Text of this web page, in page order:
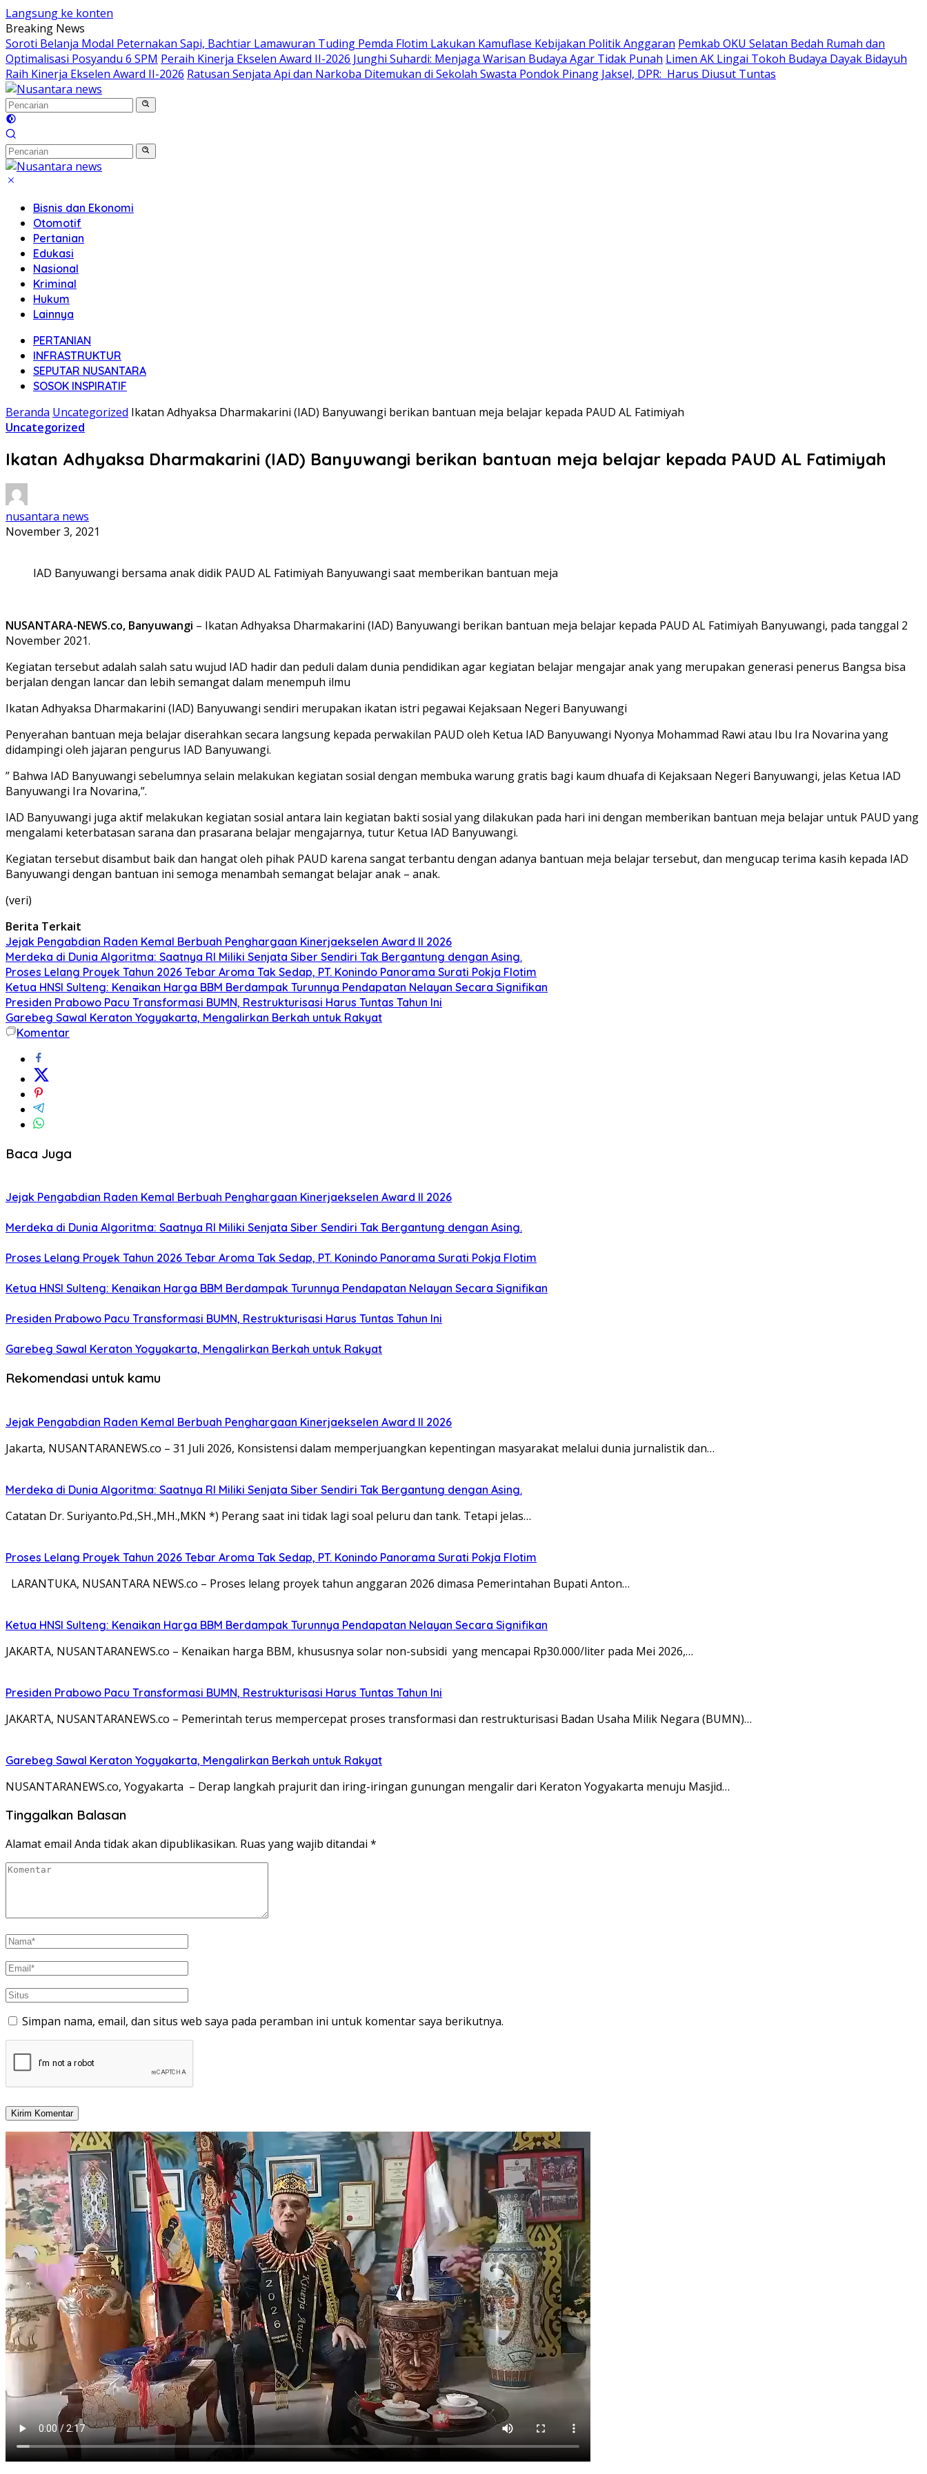
Langsung ke konten
Breaking News
Soroti Belanja Modal Peternakan Sapi, Bachtiar Lamawuran Tuding Pemda Flotim Lakukan Kamuflase Kebijakan Politik Anggaran Pemkab OKU Selatan Bedah Rumah dan
Optimalisasi Posyandu 6 SPM Peraih Kinerja Ekselen Award II-2026 Junghi Suhardi: Menjaga Warisan Budaya Agar Tidak Punah Limen AK Lingai Tokoh Budaya Dayak Bidayuh
Raih Kinerja Ekselen Award II-2026 Ratusan Senjata Api dan Narkoba Ditemukan di Sekolah Swasta Pondok Pinang Jaksel, DPR: Harus Diusut Tuntas
Bisnis dan Ekonomi
Otomotif
Pertanian
Edukasi
Nasional
Kriminal
Hukum
Lainnya
PERTANIAN
INFRASTRUKTUR
SEPUTAR NUSANTARA
SOSOK INSPIRATIF
Beranda Uncategorized Ikatan Adhyaksa Dharmakarini (IAD) Banyuwangi berikan bantuan meja belajar kepada PAUD AL Fatimiyah
Uncategorized
Ikatan Adhyaksa Dharmakarini (IAD) Banyuwangi berikan bantuan meja belajar kepada PAUD AL Fatimiyah
nusantara news
November 3, 2021
IAD Banyuwangi bersama anak didik PAUD AL Fatimiyah Banyuwangi saat memberikan bantuan meja
NUSANTARA-NEWS.co, Banyuwangi – Ikatan Adhyaksa Dharmakarini (IAD) Banyuwangi berikan bantuan meja belajar kepada PAUD AL Fatimiyah Banyuwangi, pada tanggal 2
November 2021.
Kegiatan tersebut adalah salah satu wujud IAD hadir dan peduli dalam dunia pendidikan agar kegiatan belajar mengajar anak yang merupakan generasi penerus Bangsa bisa
berjalan dengan lancar dan lebih semangat dalam menempuh ilmu
Ikatan Adhyaksa Dharmakarini (IAD) Banyuwangi sendiri merupakan ikatan istri pegawai Kejaksaan Negeri Banyuwangi
Penyerahan bantuan meja belajar diserahkan secara langsung kepada perwakilan PAUD oleh Ketua IAD Banyuwangi Nyonya Mohammad Rawi atau Ibu Ira Novarina yang
didampingi oleh jajaran pengurus IAD Banyuwangi.
” Bahwa IAD Banyuwangi sebelumnya selain melakukan kegiatan sosial dengan membuka warung gratis bagi kaum dhuafa di Kejaksaan Negeri Banyuwangi, jelas Ketua IAD
Banyuwangi Ira Novarina,”.
IAD Banyuwangi juga aktif melakukan kegiatan sosial antara lain kegiatan bakti sosial yang dilakukan pada hari ini dengan memberikan bantuan meja belajar untuk PAUD yang
mengalami keterbatasan sarana dan prasarana belajar mengajarnya, tutur Ketua IAD Banyuwangi.
Kegiatan tersebut disambut baik dan hangat oleh pihak PAUD karena sangat terbantu dengan adanya bantuan meja belajar tersebut, dan mengucap terima kasih kepada IAD
Banyuwangi dengan bantuan ini semoga menambah semangat belajar anak – anak.
(veri)
Berita Terkait
Jejak Pengabdian Raden Kemal Berbuah Penghargaan Kinerjaekselen Award II 2026
Merdeka di Dunia Algoritma: Saatnya RI Miliki Senjata Siber Sendiri Tak Bergantung dengan Asing.
Proses Lelang Proyek Tahun 2026 Tebar Aroma Tak Sedap, PT. Konindo Panorama Surati Pokja Flotim
Ketua HNSI Sulteng: Kenaikan Harga BBM Berdampak Turunnya Pendapatan Nelayan Secara Signifikan
Presiden Prabowo Pacu Transformasi BUMN, Restrukturisasi Harus Tuntas Tahun Ini
Garebeg Sawal Keraton Yogyakarta, Mengalirkan Berkah untuk Rakyat
Komentar
Baca Juga
Jejak Pengabdian Raden Kemal Berbuah Penghargaan Kinerjaekselen Award II 2026
Merdeka di Dunia Algoritma: Saatnya RI Miliki Senjata Siber Sendiri Tak Bergantung dengan Asing.
Proses Lelang Proyek Tahun 2026 Tebar Aroma Tak Sedap, PT. Konindo Panorama Surati Pokja Flotim
Ketua HNSI Sulteng: Kenaikan Harga BBM Berdampak Turunnya Pendapatan Nelayan Secara Signifikan
Presiden Prabowo Pacu Transformasi BUMN, Restrukturisasi Harus Tuntas Tahun Ini
Garebeg Sawal Keraton Yogyakarta, Mengalirkan Berkah untuk Rakyat
Rekomendasi untuk kamu
Jejak Pengabdian Raden Kemal Berbuah Penghargaan Kinerjaekselen Award II 2026
Jakarta, NUSANTARANEWS.co – 31 Juli 2026, Konsistensi dalam memperjuangkan kepentingan masyarakat melalui dunia jurnalistik dan…
Merdeka di Dunia Algoritma: Saatnya RI Miliki Senjata Siber Sendiri Tak Bergantung dengan Asing.
Catatan Dr. Suriyanto.Pd.,SH.,MH.,MKN *) Perang saat ini tidak lagi soal peluru dan tank. Tetapi jelas…
Proses Lelang Proyek Tahun 2026 Tebar Aroma Tak Sedap, PT. Konindo Panorama Surati Pokja Flotim
LARANTUKA, NUSANTARA NEWS.co – Proses lelang proyek tahun anggaran 2026 dimasa Pemerintahan Bupati Anton…
Ketua HNSI Sulteng: Kenaikan Harga BBM Berdampak Turunnya Pendapatan Nelayan Secara Signifikan
JAKARTA, NUSANTARANEWS.co – Kenaikan harga BBM, khususnya solar non-subsidi yang mencapai Rp30.000/liter pada Mei 2026,…
Presiden Prabowo Pacu Transformasi BUMN, Restrukturisasi Harus Tuntas Tahun Ini
JAKARTA, NUSANTARANEWS.co – Pemerintah terus mempercepat proses transformasi dan restrukturisasi Badan Usaha Milik Negara (BUMN)…
Garebeg Sawal Keraton Yogyakarta, Mengalirkan Berkah untuk Rakyat
NUSANTARANEWS.co, Yogyakarta – Derap langkah prajurit dan iring-iringan gunungan mengalir dari Keraton Yogyakarta menuju Masjid…
Tinggalkan Balasan
Alamat email Anda tidak akan dipublikasikan. Ruas yang wajib ditandai *
Simpan nama, email, dan situs web saya pada peramban ini untuk komentar saya berikutnya.